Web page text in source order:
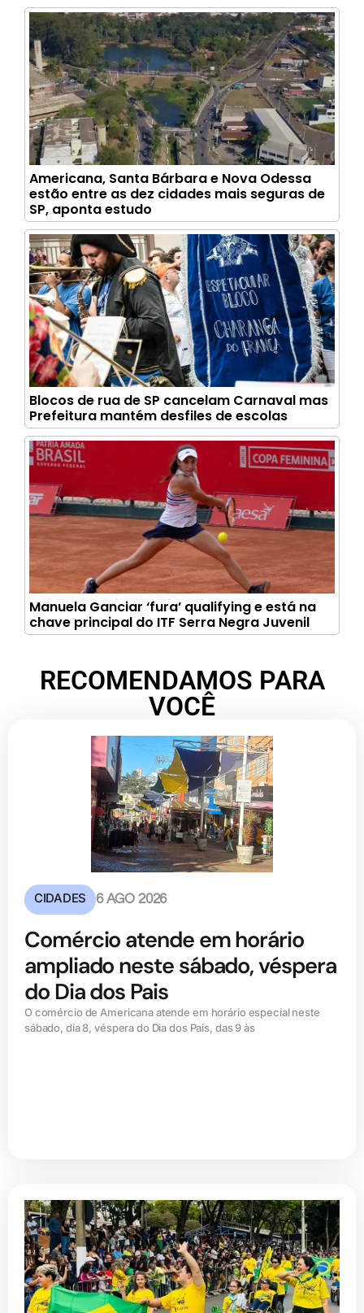
Americana, Santa Bárbara e Nova Odessa
estão entre as dez cidades mais seguras de
SP, aponta estudo
Blocos de rua de SP cancelam Carnaval mas
Prefeitura mantém desfiles de escolas
Manuela Ganciar ‘fura’ qualifying e está na
chave principal do ITF Serra Negra Juvenil
RECOMENDAMOS PARA
VOCÊ
CIDADES 6 AGO 2026
Comércio atende em horário
ampliado neste sábado, véspera
do Dia dos Pais
O comércio de Americana atende em horário especial neste
sábado, dia 8, véspera do Dia dos Pais, das 9 às